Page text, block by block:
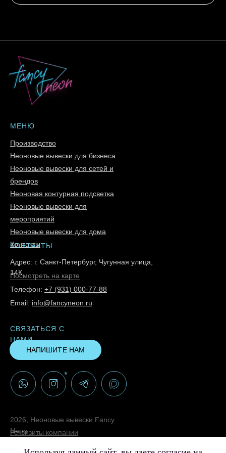
МЕНЮ
Производство
Неоновые вывески для бизнеса
Неоновые вывески для сетей и
брендов
Неоновая контурная подсветка
Неоновые вывески для
мероприятий
Неоновые вывески для дома
Контакты
КОНТАКТЫ
Посмотреть на карте
Адрес: г. Санкт-Петербург, Чугунная улица,
14К
Телефон: +7 (931) 000-77-88
Email: info@fancyneon.ru
Реквизиты компании
2026, Неоновые вывески Fancy
Neon
СВЯЗАТЬСЯ С
НАМИ
НАПИШИТЕ НАМ
*